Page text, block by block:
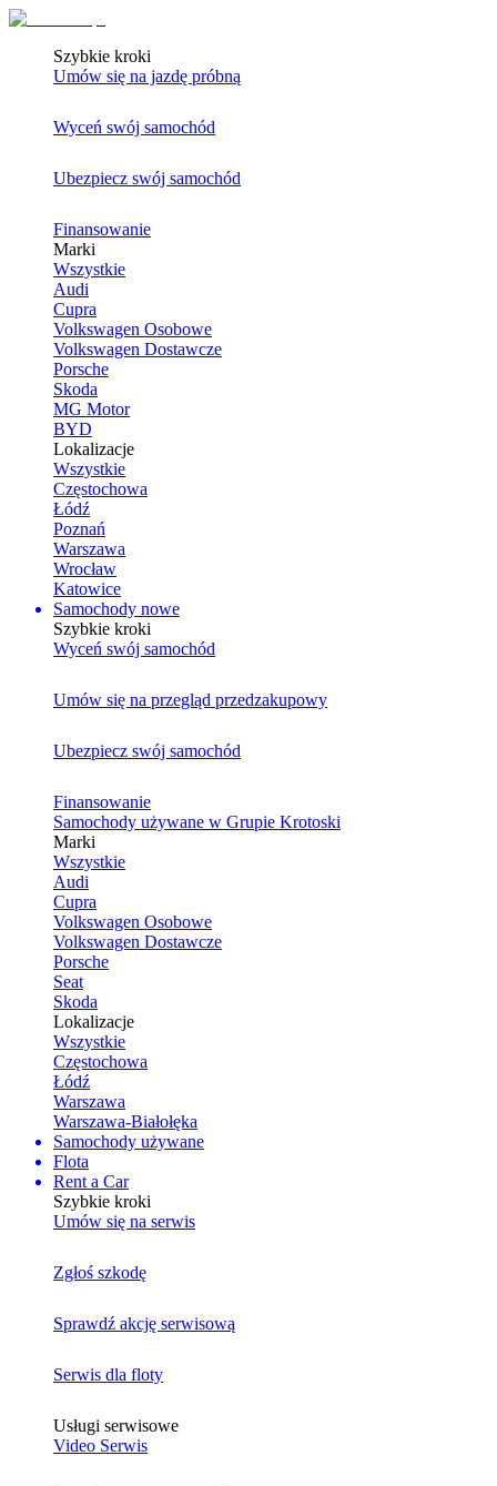
Szybkie kroki
Umów się na jazdę próbną
Wyceń swój samochód
Ubezpiecz swój samochód
Finansowanie
Marki
Wszystkie
Audi
Cupra
Volkswagen Osobowe
Volkswagen Dostawcze
Porsche
Skoda
MG Motor
BYD
Lokalizacje
Wszystkie
Częstochowa
Łódź
Poznań
Warszawa
Wrocław
Katowice
Samochody nowe
Szybkie kroki
Wyceń swój samochód
Umów się na przegląd przedzakupowy
Ubezpiecz swój samochód
Finansowanie
Samochody używane w Grupie Krotoski
Marki
Wszystkie
Audi
Cupra
Volkswagen Osobowe
Volkswagen Dostawcze
Porsche
Seat
Skoda
Lokalizacje
Wszystkie
Częstochowa
Łódź
Warszawa
Warszawa-Białołęka
Samochody używane
Flota
Rent a Car
Szybkie kroki
Umów się na serwis
Zgłoś szkodę
Sprawdź akcję serwisową
Serwis dla floty
Usługi serwisowe
Video Serwis